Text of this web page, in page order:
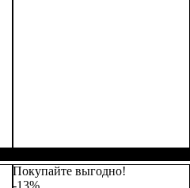
65х46х25+5
Покупайте выгодно!